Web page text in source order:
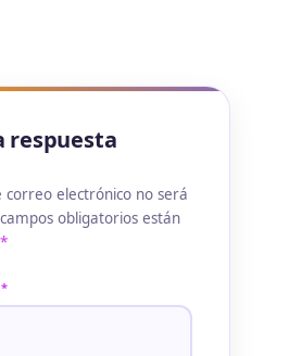
respuesta
correo electrónico no será
obligatorios están
*
*